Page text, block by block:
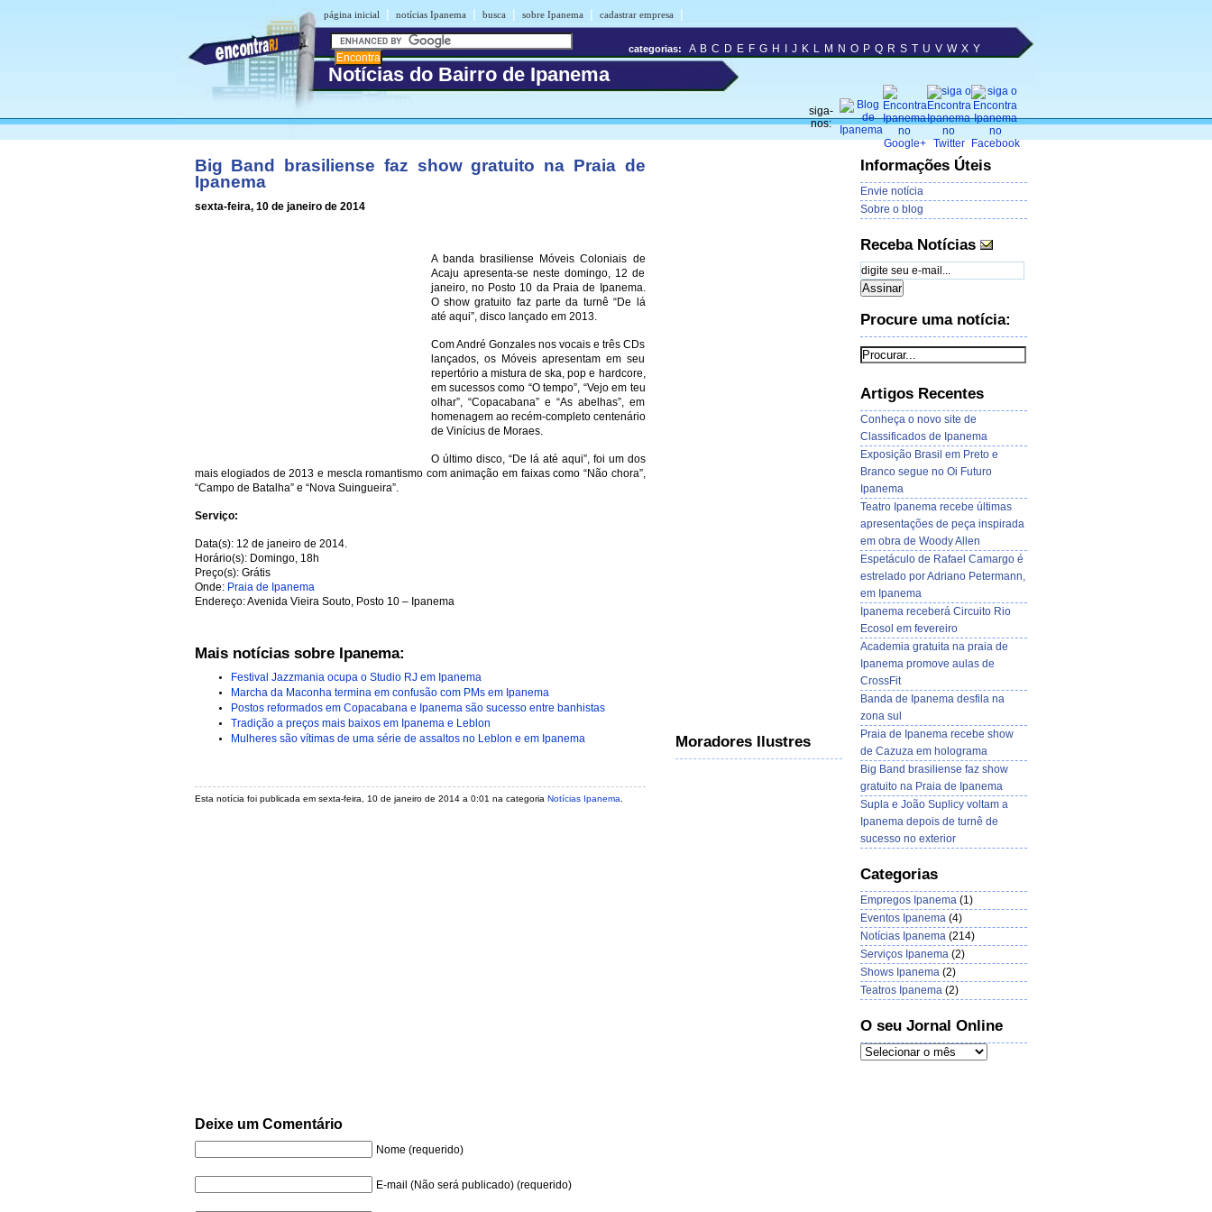
página inicial | notícias Ipanema | busca | sobre Ipanema | cadastrar empresa |
Notícias do Bairro de Ipanema
siga-
nos:
categorias: A B C D E F G H J K L M N O P Q R S T U V W X Y
Big Band brasiliense faz show gratuito na Praia de
Ipanema
sexta-feira, 10 de janeiro de 2014
A banda brasiliense Móveis Coloniais de
Acaju apresenta-se neste domingo, 12 de
janeiro, no Posto 10 da Praia de Ipanema.
O show gratuito faz parte da turnê “De lá
até aqui”, disco lançado em 2013.
Com André Gonzales nos vocais e três CDs
lançados, os Móveis apresentam em seu
repertório a mistura de ska, pop e hardcore,
em sucessos como “O tempo”, “Vejo em teu
olhar”, “Copacabana” e “As abelhas”, em
homenagem ao recém-completo centenário
de Vinícius de Moraes.
O último disco, “De lá até aqui”, foi um dos
mais elogiados de 2013 e mescla romantismo com animação em faixas como “Não chora”,
“Campo de Batalha” e “Nova Suingueira”.
Serviço:
Data(s): 12 de janeiro de 2014.
Horário(s): Domingo, 18h
Preço(s): Grátis
Onde: Praia de Ipanema
Endereço: Avenida Vieira Souto, Posto 10 – Ipanema
Mais notícias sobre Ipanema:
Festival Jazzmania ocupa o Studio RJ em Ipanema
Marcha da Maconha termina em confusão com PMs em Ipanema
Postos reformados em Copacabana e Ipanema são sucesso entre banhistas
Tradição a preços mais baixos em Ipanema e Leblon
Mulheres são vítimas de uma série de assaltos no Leblon e em Ipanema
Esta notícia foi publicada em sexta-feira, 10 de janeiro de 2014 a 0:01 na categoria Notícias Ipanema
Deixe um Comentário
Nome (requerido)
E-mail (Não será publicado) (requerido)
Moradores Ilustres
Informações Úteis
Envie notícia
Sobre o blog
Receba Notícias
Procure uma notícia:
Artigos Recentes
Conheça o novo site de
Classificados de Ipanema
Exposição Brasil em Preto e
Branco segue no Oi Futuro
Ipanema
Teatro Ipanema recebe últimas
apresentações de peça inspirada
em obra de Woody Allen
Espetáculo de Rafael Camargo é
estrelado por Adriano Petermann,
em Ipanema
Ipanema receberá Circuito Rio
Ecosol em fevereiro
Academia gratuita na praia de
Ipanema promove aulas de
CrossFit
Banda de Ipanema desfila na
zona sul
Praia de Ipanema recebe show
de Cazuza em holograma
Big Band brasiliense faz show
gratuito na Praia de Ipanema
Supla e João Suplicy voltam a
Ipanema depois de turnê de
sucesso no exterior
Categorias
Empregos Ipanema(1)
Eventos Ipanema(4)
Notícias Ipanema(214)
Serviços Ipanema(2)
Shows Ipanema(2)
Teatros Ipanema(2)
O seu Jornal Online